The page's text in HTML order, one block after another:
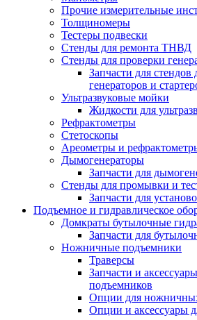
Прочие измерительные
Толщиномеры
Тестеры подвески
Стенды для ремонта ТНВД
Стенды для проверки
Запчасти для стендов
генераторов и
Ультразвуковые мойки
Жидкости для
Рефрактометры
Стетоскопы
Ареометры и
Дымогенераторы
Запчасти для
Стенды для промывки и
Запчасти для
Подъемное и гидравлическое
Домкраты бутылочные
Запчасти для
Ножничные подъемники
Траверсы
Запчасти и
подъемников
Опции для
Опции и аксессуары